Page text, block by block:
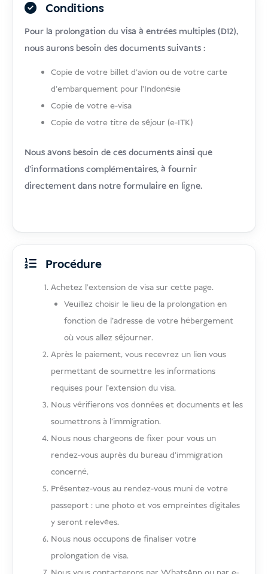
Conditions
Pour la prolongation du visa à entrées multiples (D12),
nous aurons besoin des documents suivants :
Copie de votre billet d’avion ou de votre carte
d’embarquement pour l’Indonésie
Copie de votre e-visa
Copie de votre titre de séjour (e-ITK)
Nous avons besoin de ces documents ainsi que
d’informations complémentaires, à fournir
directement dans notre formulaire en ligne.
Procédure
Achetez l'extension de visa sur cette page.
Veuillez choisir le lieu de la prolongation en
fonction de l'adresse de votre hébergement
où vous allez séjourner.
Après le paiement, vous recevrez un lien vous
permettant de soumettre les informations
requises pour l'extension du visa.
Nous vérifierons vos données et documents et les
soumettrons à l'immigration.
Nous nous chargeons de fixer pour vous un
rendez-vous auprès du bureau d’immigration
concerné.
Présentez-vous au rendez-vous muni de votre
passeport : une photo et vos empreintes digitales
y seront relevées.
Nous nous occupons de finaliser votre
prolongation de visa.